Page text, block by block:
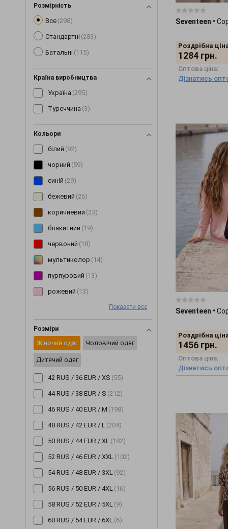
Кепки (+190)
Комбінезони
Комплекти(+268)
Коміри (+6)
Корсети(+63)
Купальники
Куртки(+298)
Леггінси(+189)
Майки(+100)
Маски (+12)
Мітенки(+4)
Накидки(+15)
Нижня білизна
Нічні сорочки (+192)
Окуляри(+9)
Пальто(+198)
Плащи(+6)
Пледи(+29)
Розмірність
Все (298)
Стандартні (283)
Батальні (115)
Країна виробництва
Україна (295)
Туреччина (3)
Кольори
білий (92)
чорний (59)
синій (29)
бежевий (26)
коричневий (23)
блакитний (19)
червоний (18)
мультиколор (14)
пурпуровий (13)
рожевий (13)
помаранчевий
Показати все
Розміри
Жіночий одяг Чоловічий одяг
Дитячий одяг
42 RUS / 36 EUR / XS (55)
44 RUS / 38 EUR / S (212)
46 RUS / 40 EUR / M (198)
48 RUS / 42 EUR / L (204)
50 RUS / 44 EUR / XL (182)
52 RUS / 46 EUR / XXL (102)
54 RUS / 48 EUR / 3XL (92)
56 RUS / 50 EUR / 4XL (16)
58 RUS / 52 EUR / 5XL (9)
60 RUS / 54 EUR / 6XL (6)
Seventeen •
Роздрібна
1284 грн.
Оптова ціна:
Дізнатись
Seventeen •
Роздрібна
1456 грн.
Оптова ціна:
Дізнатись